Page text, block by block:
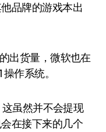
品牌的游戏本出
出货量，微软也在
作系统。
虽然并不会提现
在接下来的几个